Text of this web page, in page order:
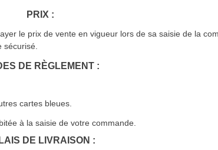
PRIX :
le prix de vente en vigueur lors de sa saisie de la
DE RÈGLEMENT :
cartes bleues.
à la saisie de votre commande.
DE LIVRAISON :